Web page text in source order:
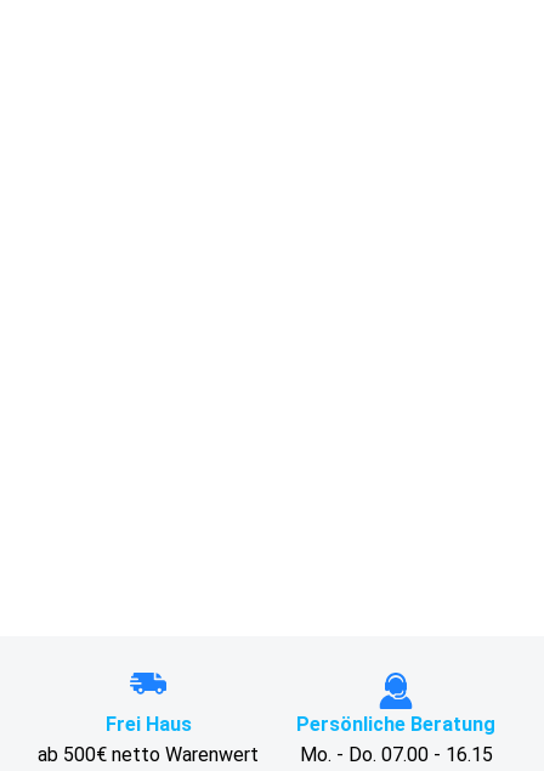
Frei Haus
ab 500€ netto Warenwert
Persönliche Beratung
Mo. - Do. 07.00 - 16.15